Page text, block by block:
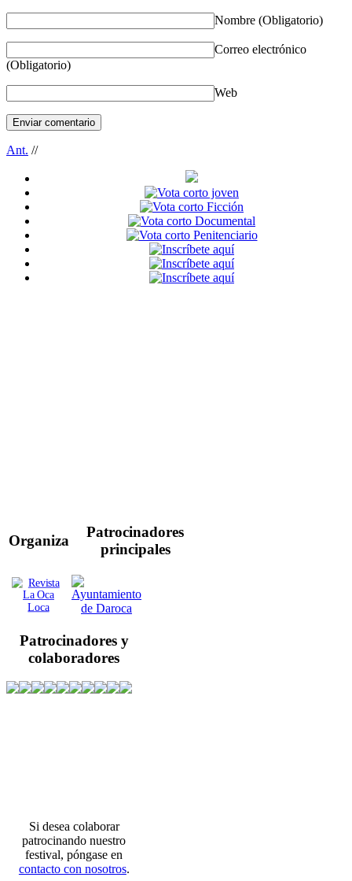
Nombre (Obligatorio)
Correo electrónico
(Obligatorio)
Web
Ant. //
Organiza
Patrocinadores
principales
Patrocinadores y
colaboradores
Si desea colaborar
patrocinando nuestro
festival, póngase en
contacto con nosotros.